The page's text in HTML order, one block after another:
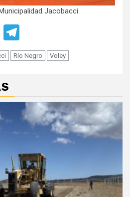
Jacobacci
Email
Río Negro Voley